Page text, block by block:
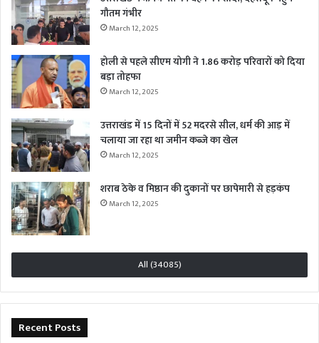
गौतम गंभीर
March 12, 2025
होली से पहले सीएम योगी ने 1.86 करोड़ परिवारों को दिया
बड़ा तोहफा
March 12, 2025
उत्तराखंड में 15 दिनों में 52 मदरसे सील, धर्म की आड़ में
चलाया जा रहा था जमीन कब्जे का खेल
March 12, 2025
शराब ठेके व मिष्ठान की दुकानों पर छापेमारी से हड़कंप
March 12, 2025
All (34085)
Recent Posts